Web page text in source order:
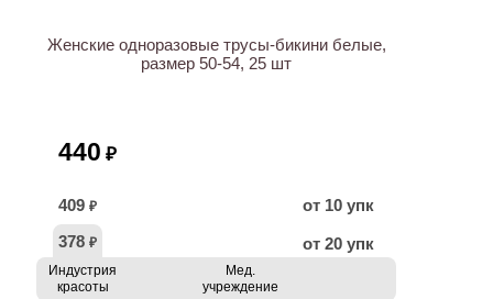
Женские одноразовые трусы-бикини белые,
размер 50-54, 25 шт
440 ₽
409 ₽
от 10 упк
378 ₽ от 20 упк
Индустрия
красоты
Мед.
учреждение